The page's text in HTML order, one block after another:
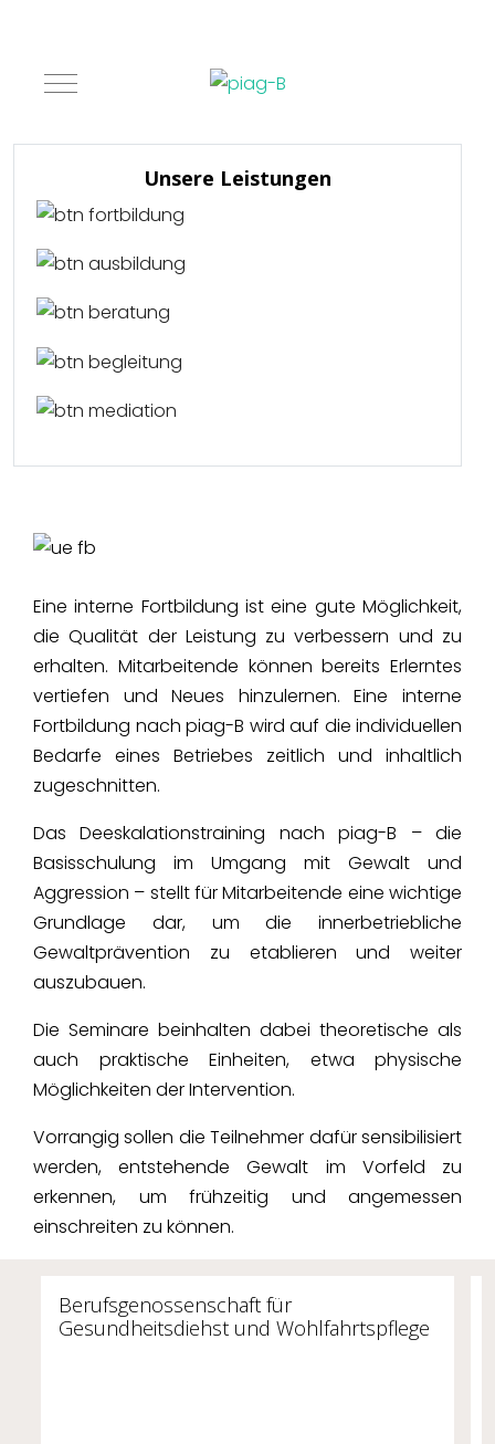
Mobile Menu Toggle
Unsere Leistungen
Eine interne Fortbildung ist eine gute Möglichkeit,
die Qualität der Leistung zu verbessern und zu
erhalten. Mitarbeitende können bereits Erlerntes
vertiefen und Neues hinzulernen. Eine interne
Fortbildung nach piag-B wird auf die individuellen
Bedarfe eines Betriebes zeitlich und inhaltlich
zugeschnitten.
Das Deeskalationstraining nach piag-B – die
Basisschulung im Umgang mit Gewalt und
Aggression – stellt für Mitarbeitende eine wichtige
Grundlage dar, um die innerbetriebliche
Gewaltprävention zu etablieren und weiter
auszubauen.
Die Seminare beinhalten dabei theoretische als
auch praktische Einheiten, etwa physische
Möglichkeiten der Intervention.
Vorrangig sollen die Teilnehmer dafür sensibilisiert
werden, entstehende Gewalt im Vorfeld zu
erkennen, um frühzeitig und angemessen
einschreiten zu können.
Berufsgenossenschaft für
Gesundheitsdiehst und Wohlfahrtspflege